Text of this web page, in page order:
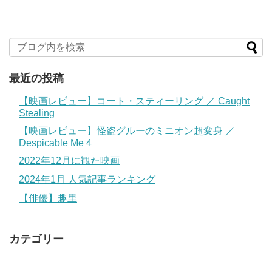
最近の投稿
【映画レビュー】コート・スティーリング ／ Caught
Stealing
【映画レビュー】怪盗グルーのミニオン超変身 ／
Despicable Me 4
2022年12月に観た映画
2024年1月 人気記事ランキング
【俳優】趣里
カテゴリー